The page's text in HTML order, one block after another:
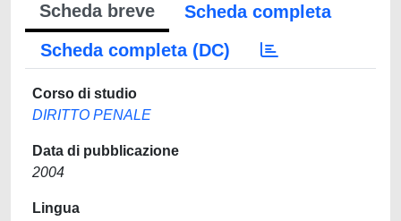
Scheda breve
Scheda completa
Scheda completa (DC)
Corso di studio
DIRITTO PENALE
Data di pubblicazione
2004
Lingua